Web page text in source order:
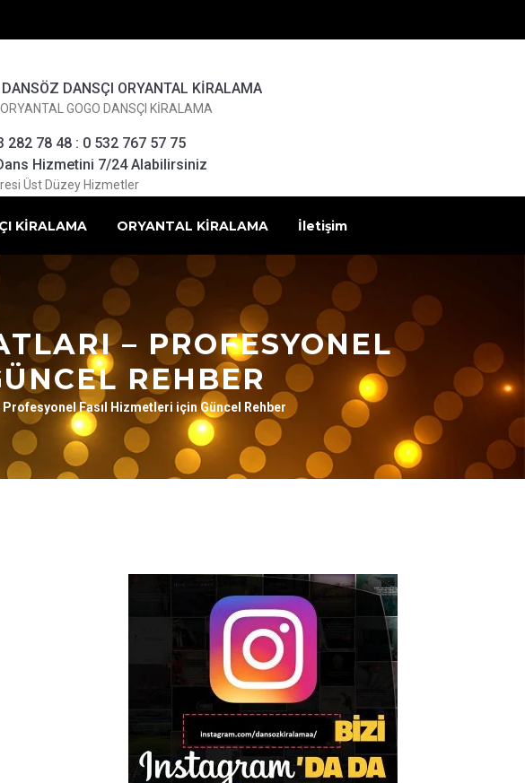
DANSÇI ORYANTAL KİRALAMA
GOGO DANSÇI KİRALAMA
282 78 48 : 0 532 767 57 75
Hizmetini 7/24 Alabilirsiniz
Üst Düzey Hizmetler
KİRALAMA ORYANTAL KİRALAMA İletişim
– PROFESYONEL
REHBER
Profesyonel Fasıl Hizmetleri için Güncel Rehber